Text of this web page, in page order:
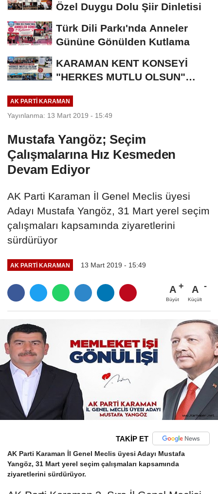
Özel Duygu Dolu Şiir Dinletisi
Türk Dili Parkı'nda Anneler
Gününe Gönülden Kutlama
KARAMAN KENT KONSEYİ
"HERKES MUTLU OLSUN"
GÜNÜNE...
AK PARTI KARAMAN
Yayınlanma: 13 Mart 2019 - 15:49
Mustafa Yangöz; Seçim
Çalışmalarına Hız Kesmeden
Devam Ediyor
AK Parti Karaman İl Genel Meclis üyesi
Adayı Mustafa Yangöz, 31 Mart yerel seçim
çalışmaları kapsamında ziyaretlerini
sürdürüyor
AK PARTI KARAMAN 13 Mart 2019 - 15:49
A
Büyüt
A
Küçült
TAKİP ET
AK Parti Karaman İl Genel Meclis üyesi Adayı Mustafa
Yangöz, 31 Mart yerel seçim çalışmaları kapsamında
ziyaretlerini sürdürüyor.